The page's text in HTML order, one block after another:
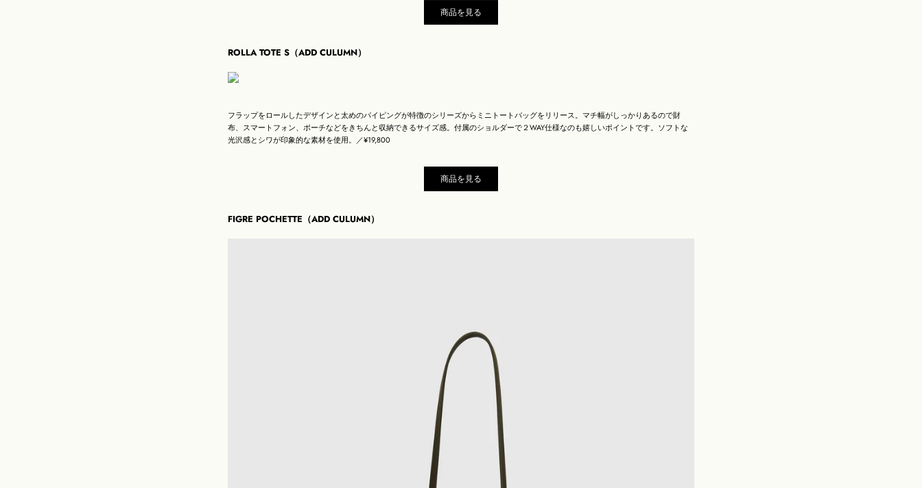
商品を見る
ROLLA TOTE S（ADD CULUMN）
フラップをロールしたデザインと太めのパイピングが特徴のシリーズからミニトートバッグをリリース。マチ幅がしっかりあるので財
布、スマートフォン、ポーチなどをきちんと収納できるサイズ感。付属のショルダーで２WAY仕様なのも嬉しいポイントです。ソフトな
光沢感とシワが印象的な素材を使用。／¥19,800
商品を見る
FIGRE POCHETTE（ADD CULUMN）